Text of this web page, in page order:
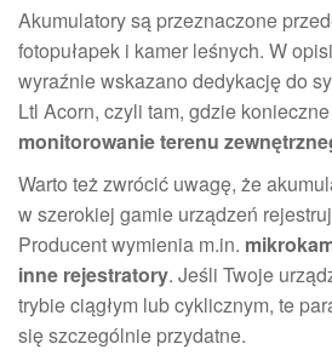
Akumulatory są przeznaczone
fotopułapek i kamer leśnych. W
wyraźnie wskazano dedykację do
Ltl Acorn, czyli tam, gdzie
monitorowanie terenu
Warto też zwrócić uwagę, że
w szerokiej gamie urządzeń
Producent wymienia m.in.
inne rejestratory. Jeśli Twoje
trybie ciągłym lub cyklicznym, te
się szczególnie przydatne.